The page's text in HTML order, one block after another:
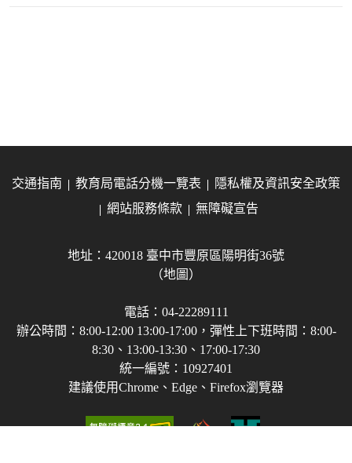
交通指南 教育局電話分機一覽表
隱私權及資訊安全政策
網站服務條款
無障礙宣告
地址：420018 臺中市豐原區陽明街36號
（地圖）
電話：04-22289111
辦公時間：8:00-12:00 13:00-17:00，彈性上下班時間：8:00-
8:30、13:00-13:30、17:00-17:30
統一編號：10927401
建議使用Chrome、Edge、Firefox瀏覽器